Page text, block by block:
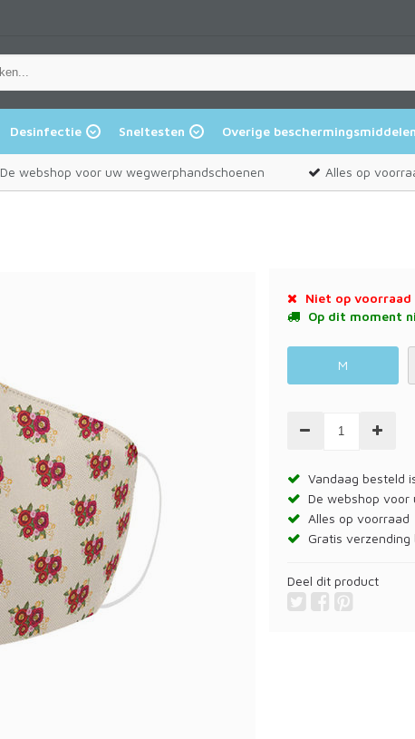
Desinfectie Sneltesten Overige beschermingsmiddelen
De webshop voor uw wegwerphandschoenen Alles op
Niet op voorraad
Op dit moment
M
Vandaag besteld
De webshop
Alles op voorraad
Gratis
Deel dit product